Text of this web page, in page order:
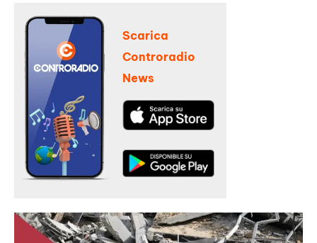
Scarica
Controradio
News